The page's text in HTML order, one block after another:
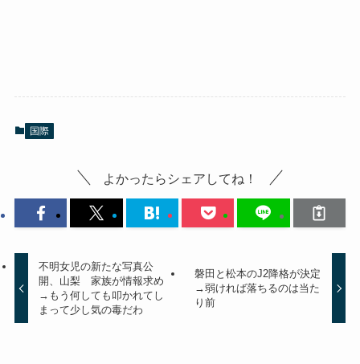
国際
よかったらシェアしてね！
不明女児の新たな写真公
開、山梨 家族が情報求め
→もう何しても叩かれてし
まって少し気の毒だわ
磐田と松本のJ2降格が決定
→弱ければ落ちるのは当た
り前